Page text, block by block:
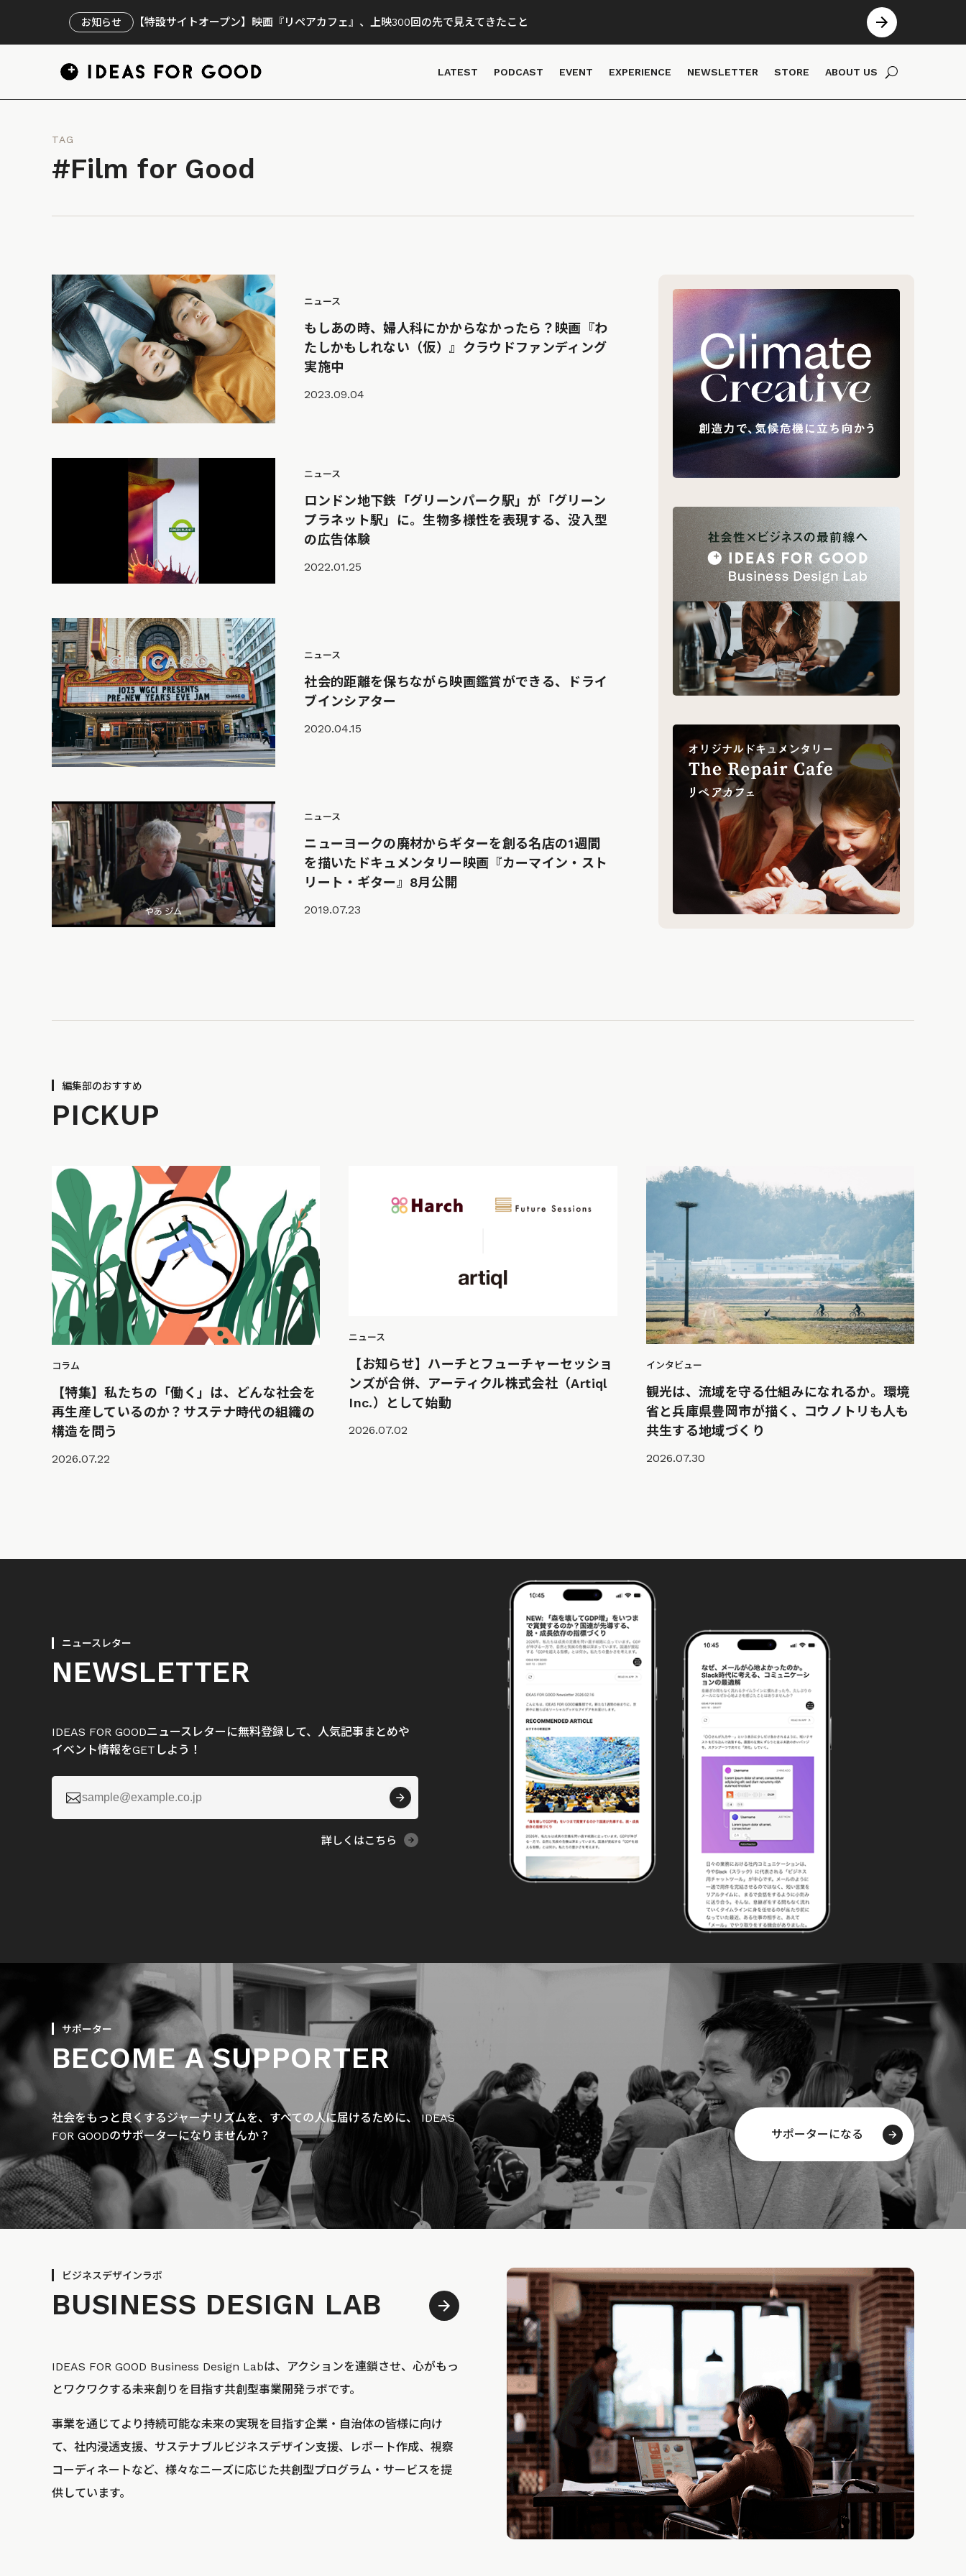
お知らせ 【特設サイトオープン】映画『リペアカフェ』、上映300回の先で見えてきたこと
LATEST PODCAST EVENT EXPERIENCE NEWSLETTER STORE ABOUT US
TAG
#Film for Good
ニュース
もしあの時、婦人科にかからなかったら？映画『わ
たしかもしれない（仮）』クラウドファンディング
実施中
2023.09.04
ニュース
ロンドン地下鉄「グリーンパーク駅」が「グリーン
プラネット駅」に。生物多様性を表現する、没入型
の広告体験
2022.01.25
ニュース
社会的距離を保ちながら映画鑑賞ができる、ドライ
ブインシアター
2020.04.15
ニュース
ニューヨークの廃材からギターを創る名店の1週間
を描いたドキュメンタリー映画『カーマイン・スト
リート・ギター』8月公開
2019.07.23
編集部のおすすめ
PICKUP
コラム
【特集】私たちの「働く」は、どんな社会を
再生産しているのか？サステナ時代の組織の
構造を問う
2026.07.22
ニュース
【お知らせ】ハーチとフューチャーセッショ
ンズが合併、アーティクル株式会社（Artiql
Inc.）として始動
2026.07.02
インタビュー
観光は、流域を守る仕組みになれるか。環境
省と兵庫県豊岡市が描く、コウノトリも人も
共生する地域づくり
2026.07.30
ニュースレター
NEWSLETTER
IDEAS FOR GOODニュースレターに無料登録して、人気記事まとめや
イベント情報をGETしよう！

詳しくはこちら
サポーター
BECOME A SUPPORTER
社会をもっと良くするジャーナリズムを、すべての人に届けるために、 IDEAS
FOR GOODのサポーターになりませんか？
サポーターになる
ビジネスデザインラボ
BUSINESS DESIGN LAB
IDEAS FOR GOOD Business Design Labは、アクションを連鎖させ、心がもっ
とワクワクする未来創りを目指す共創型事業開発ラボです。
事業を通じてより持続可能な未来の実現を目指す企業・自治体の皆様に向け
て、社内浸透支援、サステナブルビジネスデザイン支援、レポート作成、視察
コーディネートなど、様々なニーズに応じた共創型プログラム・サービスを提
供しています。